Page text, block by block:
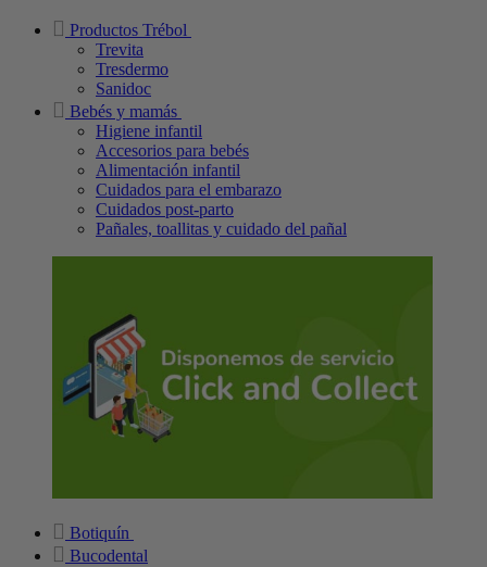
Productos Trébol
Trevita
Tresdermo
Sanidoc
Bebés y mamás
Higiene infantil
Accesorios para bebés
Alimentación infantil
Cuidados para el embarazo
Cuidados post-parto
Pañales, toallitas y cuidado del pañal
Botiquín
Bucodental